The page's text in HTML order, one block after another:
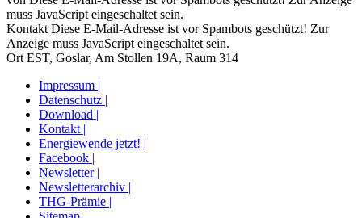
muss JavaScript eingeschaltet sein.
Kontakt Diese E-Mail-Adresse ist vor Spambots geschützt! Zur
Anzeige muss JavaScript eingeschaltet sein.
Ort EST, Goslar, Am Stollen 19A, Raum 314
Impressum |
Datenschutz |
Download |
Kontakt |
Energiewende jetzt! |
Facebook |
Newsletter |
Newsletterarchiv |
THG-Prämie |